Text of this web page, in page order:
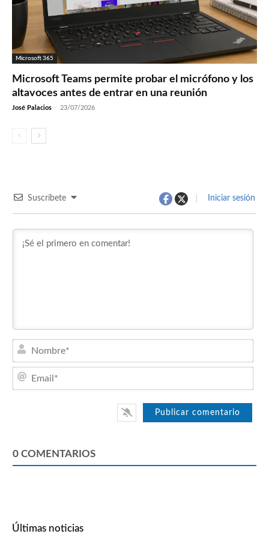
Microsoft 365
Microsoft Teams permite probar el micrófono y los
altavoces antes de entrar en una reunión
José Palacios - 23/07/2026
Suscríbete Iniciar sesión
0 COMENTARIOS
Últimas noticias